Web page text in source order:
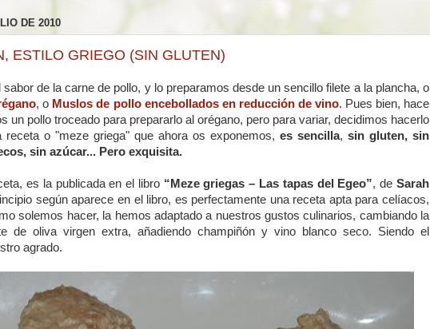
DE 2010
ESTILO GRIEGO (SIN GLUTEN)
de la carne de pollo, y lo preparamos desde un sencillo filete a la plancha, o
, o Muslos de pollo encebollados en reducción de vino. Pues bien, hace
un pollo troceado para prepararlo al orégano, pero para variar, decidimos hacerlo
o "meze griega" que ahora os exponemos, es sencilla, sin gluten, sin
sin azúcar... Pero exquisita.
es la publicada en el libro “Meze griegas – Las tapas del Egeo”, deSarah
según aparece en el libro, es perfectamente una receta apta para celíacos,
solemos hacer, la hemos adaptado a nuestros gustos culinarios, cambiando la
de oliva virgen extra, añadiendo champiñón y vino blanco seco. Siendo el
agrado.